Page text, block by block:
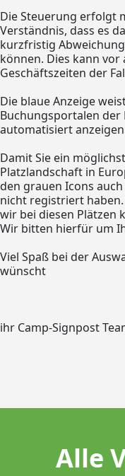
Die Steuerung erfolgt
Verständnis, dass es
kurzfristig
können. Dies kann
Geschäftszeiten der
Die blaue Anzeige
Buchungsportalen der
automatisiert
Damit Sie ein
Platzlandschaft in
den grauen Icons
nicht registriert
wir bei diesen Plätzen
Wir bitten hierfür um
Viel Spaß bei der
wünscht
ihr Camp-Signpost
Alle